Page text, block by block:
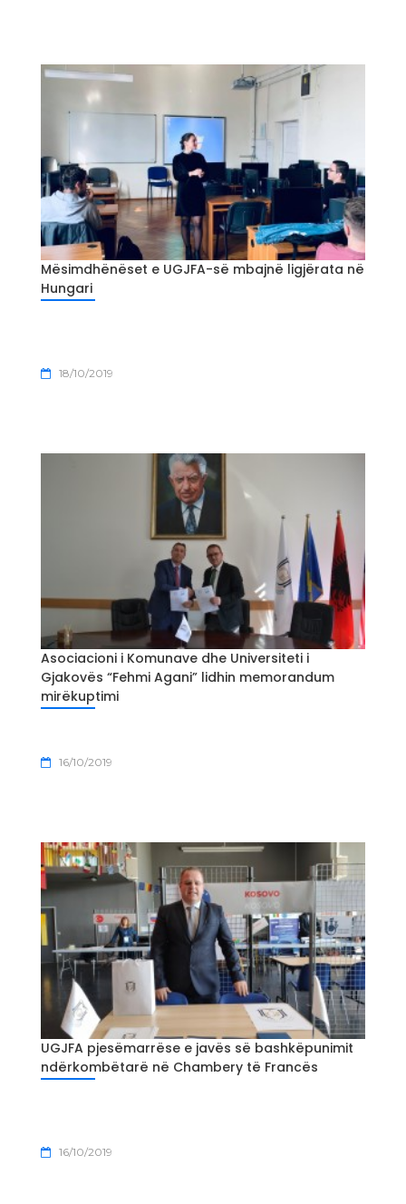
Mësimdhënëset e UGJFA-së mbajnë ligjërata në
Hungari
18/10/2019
Asociacioni i Komunave dhe Universiteti i
Gjakovës “Fehmi Agani” lidhin memorandum
mirëkuptimi
16/10/2019
UGJFA pjesëmarrëse e javës së bashkëpunimit
ndërkombëtarë në Chambery të Francës
16/10/2019